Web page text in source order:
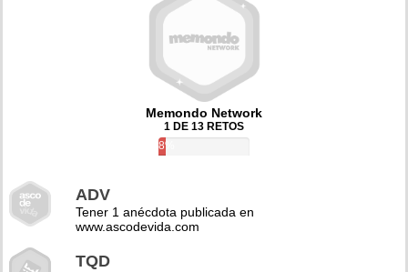
Memondo Network
1 DE 13 RETOS
8%
ADV
Tener 1 anécdota publicada en
www.ascodevida.com
TQD